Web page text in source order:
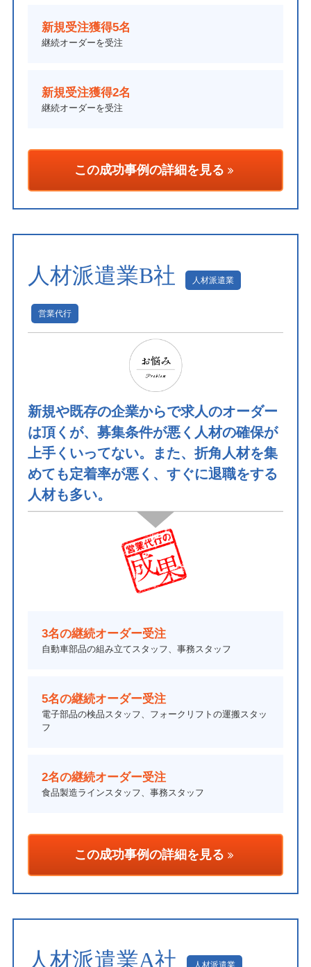
新規受注獲得5名
継続オーダーを受注
新規受注獲得2名
継続オーダーを受注
この成功事例の詳細を見る
人材派遣業B社 人材派遣業
営業代行
新規や既存の企業からで求人のオーダー
は頂くが、募集条件が悪く人材の確保が
上手くいってない。また、折角人材を集
めても定着率が悪く、すぐに退職をする
人材も多い。
3名の継続オーダー受注
自動車部品の組み立てスタッフ、事務スタッフ
5名の継続オーダー受注
電子部品の検品スタッフ、フォークリフトの運搬スタッ
フ
2名の継続オーダー受注
食品製造ラインスタッフ、事務スタッフ
この成功事例の詳細を見る
人材派遣業A社 人材派遣業